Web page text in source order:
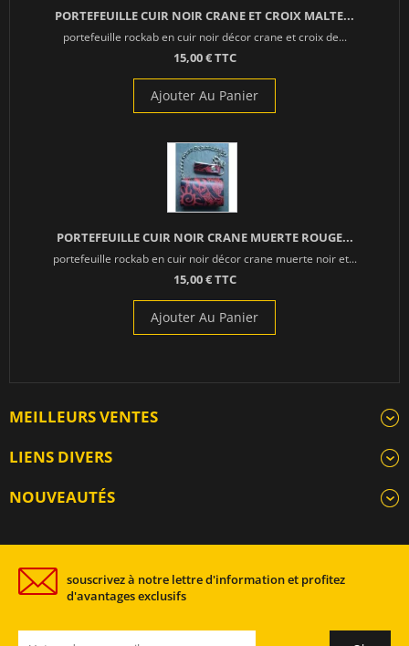
PORTEFEUILLE CUIR NOIR CRANE ET CROIX MALTE...
portefeuille rockab en cuir noir décor crane et croix de...
15,00 € TTC
Ajouter Au Panier
PORTEFEUILLE CUIR NOIR CRANE MUERTE ROUGE...
portefeuille rockab en cuir noir décor crane muerte noir et...
15,00 € TTC
Ajouter Au Panier
MEILLEURS VENTES
LIENS DIVERS
NOUVEAUTÉS
souscrivez à notre lettre d'information et profitez
d'avantages exclusifs